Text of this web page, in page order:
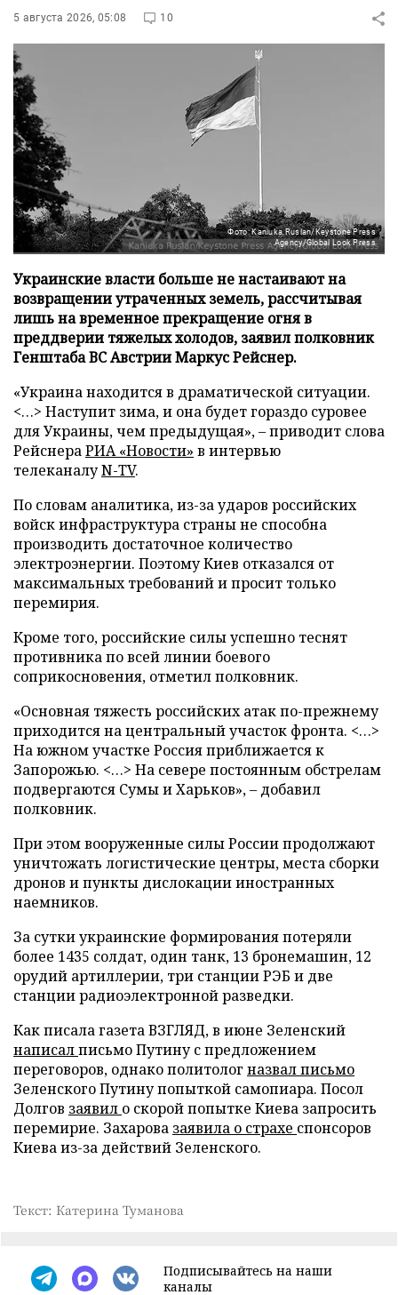
5 августа 2026, 05:08 10
Фото: Kaniuka Ruslan/Keystone Press
Agency/Global Look Press
Украинские власти больше не настаивают на
возвращении утраченных земель, рассчитывая
лишь на временное прекращение огня в
преддверии тяжелых холодов, заявил полковник
Генштаба ВС Австрии Маркус Рейснер.
«Украина находится в драматической ситуации.
<…> Наступит зима, и она будет гораздо суровее
для Украины, чем предыдущая», – приводит слова
РейснераРИА «Новости» в интервью
телеканалуN-TV.
По словам аналитика, из-за ударов российских
войск инфраструктура страны не способна
производить достаточное количество
электроэнергии. Поэтому Киев отказался от
максимальных требований и просит только
перемирия.
Кроме того, российские силы успешно теснят
противника по всей линии боевого
соприкосновения, отметил полковник.
«Основная тяжесть российских атак по-прежнему
приходится на центральный участок фронта. <…>
На южном участке Россия приближается к
Запорожью. <…> На севере постоянным обстрелам
подвергаются Сумы и Харьков», – добавил
полковник.
При этом вооруженные силы России продолжают
уничтожать логистические центры, места сборки
дронов и пункты дислокации иностранных
наемников.
За сутки украинские формирования потеряли
более 1435 солдат, один танк, 13 бронемашин, 12
орудий артиллерии, три станции РЭБ и две
станции радиоэлектронной разведки.
Как писала газета ВЗГЛЯД, в июне Зеленский
написалписьмо Путину с предложением
переговоров, однако политолог назвал письмо
Зеленского Путину попыткой самопиара. Посол
Долгов заявил о скорой попытке Киева запросить
перемирие. Захарова заявила о страхе спонсоров
Киева из-за действий Зеленского.
Текст: Катерина Туманова
Подписывайтесь на наши
каналы